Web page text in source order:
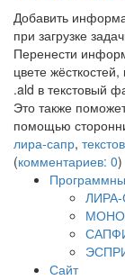
Добавить
при загрузке
Перенести
цвете
.ald в текстовый
Это также
помощью
лира-сапр,
(комментариев: 0)
Сайт